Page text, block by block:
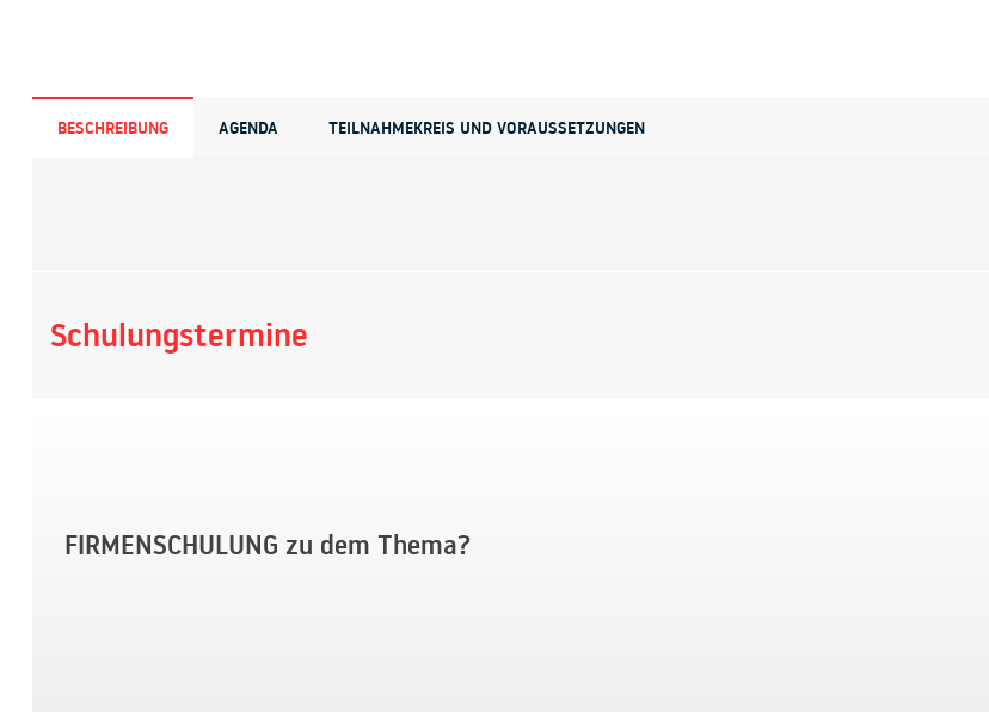
BESCHREIBUNG AGENDA TEILNAHMEKREIS UND VORAUSSETZUNGEN
Schulungstermine
FIRMENSCHULUNG zu dem Thema?